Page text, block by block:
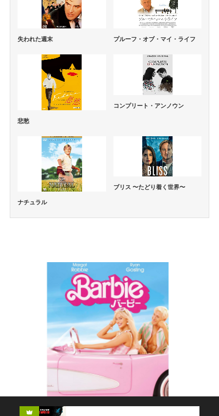
失われた週末 プルーフ・オブ・マイ・ライフ
悲愁
コンプリート・アンノウン
ナチュラル
ブリス 〜たどり着く世界〜